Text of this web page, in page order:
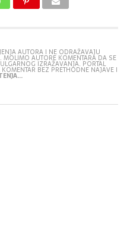
AUTORA I NE ODRAŽAVAJU
MOLIMO AUTORE KOMENTARA DA SE
IZRAŽAVANJA. PORTAL
BEZ PRETHODNE NAJAVE I